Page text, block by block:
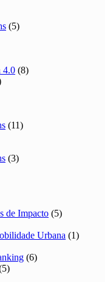
(5)
4.0 (8)
(11)
(3)
de Impacto (5)
Urbana (1)
(6)